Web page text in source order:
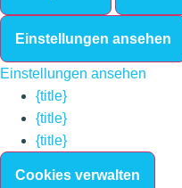
Einstellungen ansehen
Einstellungen ansehen
{title}
{title}
{title}
Cookies verwalten